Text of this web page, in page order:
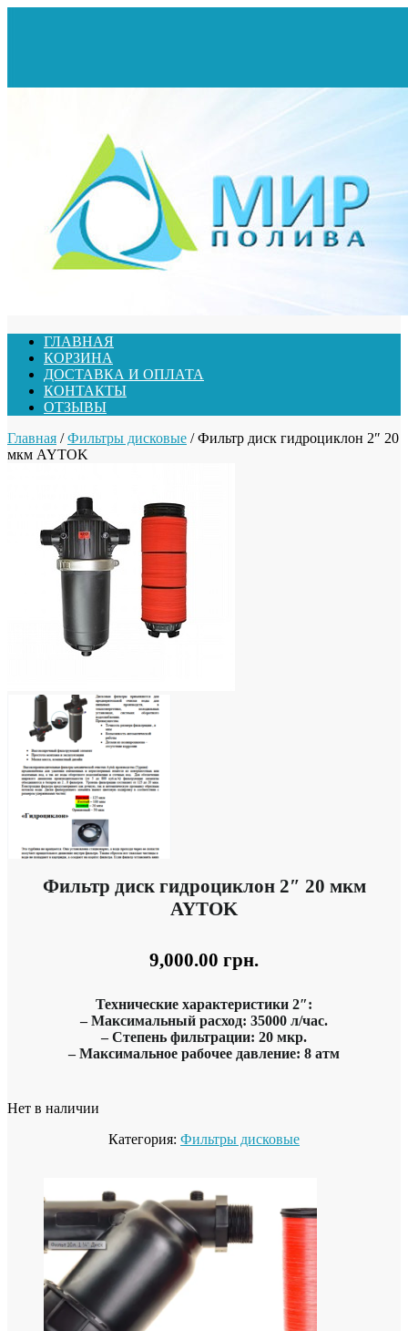
ГЛАВНАЯ
КОРЗИНА
ДОСТАВКА И ОПЛАТА
КОНТАКТЫ
ОТЗЫВЫ
Главная /Фильтры дисковые / Фильтр диск гидроциклон 2″ 20
мкм AYTOK
Фильтр диск гидроциклон 2″ 20 мкм
AYTOK
9,000.00 грн.
Технические характеристики 2″:
– Максимальный расход: 35000 л/час.
– Степень фильтрации: 20 мкр.
– Максимальное рабочее давление: 8 атм
Нет в наличии
Категория: Фильтры дисковые